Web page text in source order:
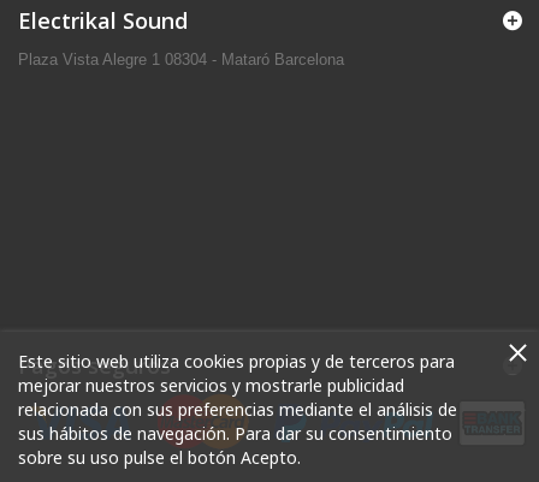
Electrikal Sound
Plaza Vista Alegre 1 08304 - Mataró Barcelona
Pagos seguros
Este sitio web utiliza cookies propias y de terceros para
mejorar nuestros servicios y mostrarle publicidad
relacionada con sus preferencias mediante el análisis de
sus hábitos de navegación. Para dar su consentimiento
sobre su uso pulse el botón Acepto.